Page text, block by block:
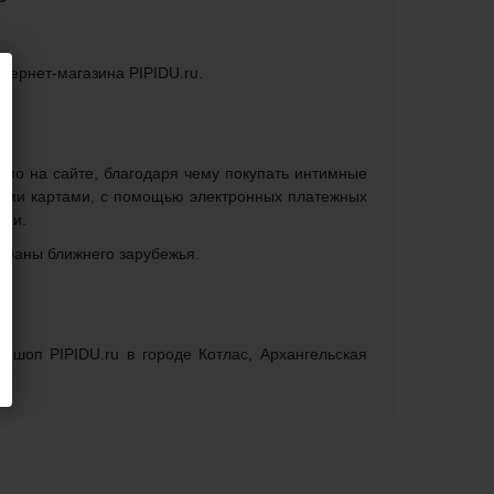
магазина PIPIDU.ru.
на сайте, благодаря чему покупать интимные
картами, с помощью электронных платежных
ближнего зарубежья.
PIPIDU.ru в городе Котлас, Архангельская